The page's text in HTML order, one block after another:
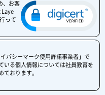
、お客
Laye
って
バシーマーク使用許諾事業者」で
いる個人情報については社員教育を
おります。